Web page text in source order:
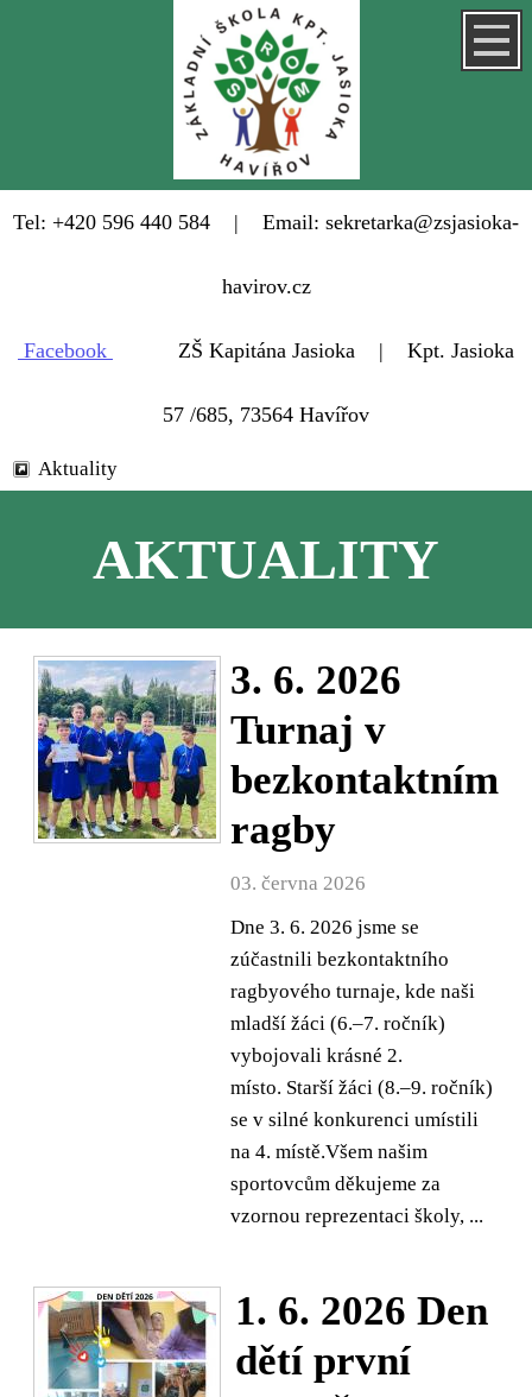
Tel: +420 596 440 584 | Email: sekretarka@zsjasioka-
havirov.cz
Facebook ZŠ Kapitána Jasioka | Kpt. Jasioka
57 /685, 73564 Havířov
Aktuality
AKTUALITY
3. 6. 2026
Turnaj v
bezkontaktním
ragby
03. června 2026
Dne 3. 6. 2026 jsme se
zúčastnili bezkontaktního
ragbyového turnaje, kde naši
mladší žáci (6.–7. ročník)
vybojovali krásné 2.
místo. Starší žáci (8.–9. ročník)
se v silné konkurenci umístili
na 4. místě.Všem našim
sportovcům děkujeme za
vzornou reprezentaci školy, ...
1. 6. 2026 Den
dětí první